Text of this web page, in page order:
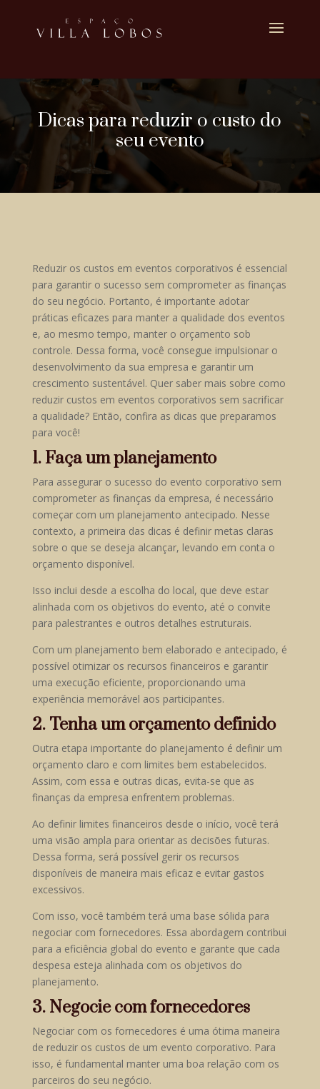
Dicas para reduzir o custo do
seu evento
Reduzir os custos em eventos corporativos é essencial
para garantir o sucesso sem comprometer as finanças
do seu negócio. Portanto, é importante adotar
práticas eficazes para manter a qualidade dos eventos
e, ao mesmo tempo, manter o orçamento sob
controle. Dessa forma, você consegue impulsionar o
desenvolvimento da sua empresa e garantir um
crescimento sustentável. Quer saber mais sobre como
reduzir custos em eventos corporativos sem sacrificar
a qualidade? Então, confira as dicas que preparamos
para você!
1. Faça um planejamento
Para assegurar o sucesso do evento corporativo sem
comprometer as finanças da empresa, é necessário
começar com um planejamento antecipado. Nesse
contexto, a primeira das dicas é definir metas claras
sobre o que se deseja alcançar, levando em conta o
orçamento disponível.
Isso inclui desde a escolha do local, que deve estar
alinhada com os objetivos do evento, até o convite
para palestrantes e outros detalhes estruturais.
Com um planejamento bem elaborado e antecipado, é
possível otimizar os recursos financeiros e garantir
uma execução eficiente, proporcionando uma
experiência memorável aos participantes.
2. Tenha um orçamento definido
Outra etapa importante do planejamento é definir um
orçamento claro e com limites bem estabelecidos.
Assim, com essa e outras dicas, evita-se que as
finanças da empresa enfrentem problemas.
Ao definir limites financeiros desde o início, você terá
uma visão ampla para orientar as decisões futuras.
Dessa forma, será possível gerir os recursos
disponíveis de maneira mais eficaz e evitar gastos
excessivos.
Com isso, você também terá uma base sólida para
negociar com fornecedores. Essa abordagem contribui
para a eficiência global do evento e garante que cada
despesa esteja alinhada com os objetivos do
planejamento.
3. Negocie com fornecedores
Negociar com os fornecedores é uma ótima maneira
de reduzir os custos de um evento corporativo. Para
isso, é fundamental manter uma boa relação com os
parceiros do seu negócio.